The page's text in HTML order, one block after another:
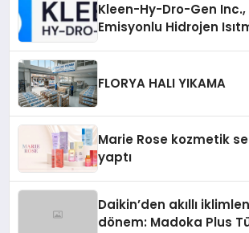
Kleen-Hy-Dro-Gen Inc.,
Emisyonlu Hidrojen
FLORYA HALI YIKAMA
Marie Rose kozmetik
yaptı
Daikin’den akıllı
dönem: Madoka Plus